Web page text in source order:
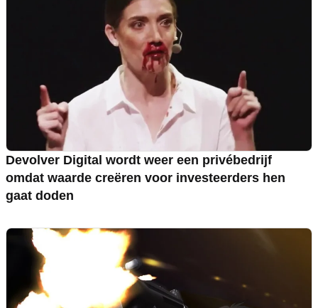
Devolver Digital wordt weer een privébedrijf
omdat waarde creëren voor investeerders hen
gaat doden